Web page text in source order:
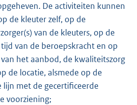
De activiteiten kunnen
de kleuter zelf, op de
van de kleuters, op de
van de beroepskracht en op
het aanbod, de kwaliteitszorg
de locatie, alsmede op de
lijn met de gecertificeerde
voorziening;